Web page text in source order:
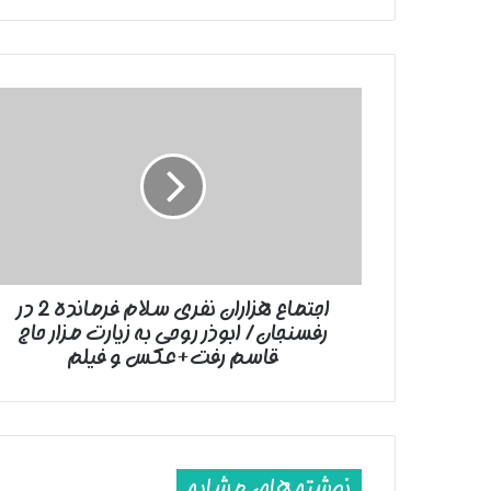
ابوذر
حاج
رفت+عکس
و
اجتماع هزاران نفری سلام فرمانده 2 در
رفسنجان/ ابوذر روحی به زیارت مزار حاج
قاسم رفت+عکس و فیلم